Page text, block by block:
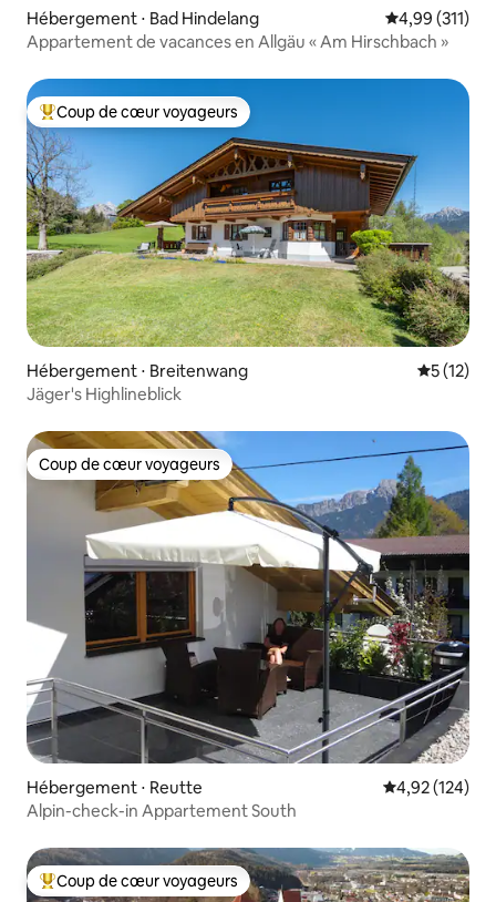
Hébergement ⋅ Bad Hindelang Évaluation
4,99 (311)
Appartement de vacances en Allgäu « Am Hirschbach »
Coups de cœur voyageurs les plus appréciés
Coup de cœur voyageurs
Hébergement ⋅ Breitenwang
5 (12)
Jäger's Highlineblick
Coup de cœur voyageurs
Coup de cœur voyageurs
Hébergement ⋅ Reutte Évaluation
4,92 (124)
Alpin-check-in Appartement South
Coups de cœur voyageurs les plus appréciés
Coup de cœur voyageurs